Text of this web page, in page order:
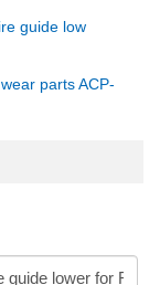
guide low
parts ACP-